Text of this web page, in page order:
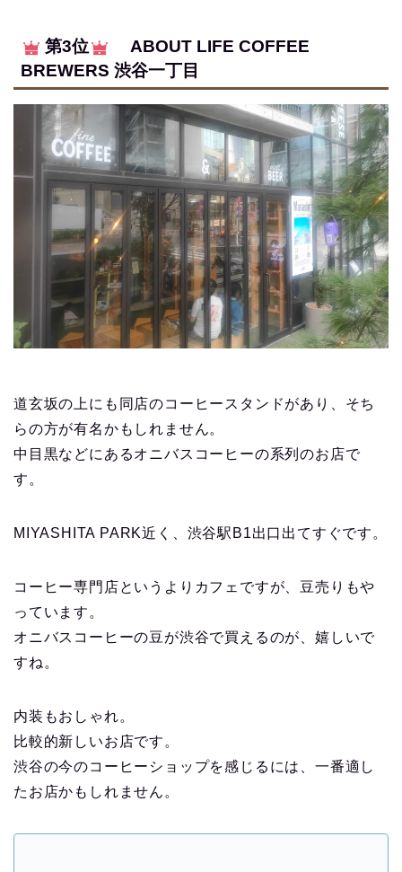
第3位
ABOUT LIFE COFFEE
BREWERS 渋谷一丁目
道玄坂の上にも同店のコーヒースタンドがあり、そち
らの方が有名かもしれません。
中目黒などにあるオニバスコーヒーの系列のお店で
す。
MIYASHITA PARK近く、渋谷駅B1出口出てすぐです。
コーヒー専門店というよりカフェですが、豆売りもや
っています。
オニバスコーヒーの豆が渋谷で買えるのが、嬉しいで
すね。
内装もおしゃれ。
比較的新しいお店です。
渋谷の今のコーヒーショップを感じるには、一番適し
たお店かもしれません。